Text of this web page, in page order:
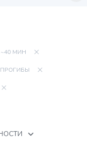
~40 МИН
ПРОГИБЫ